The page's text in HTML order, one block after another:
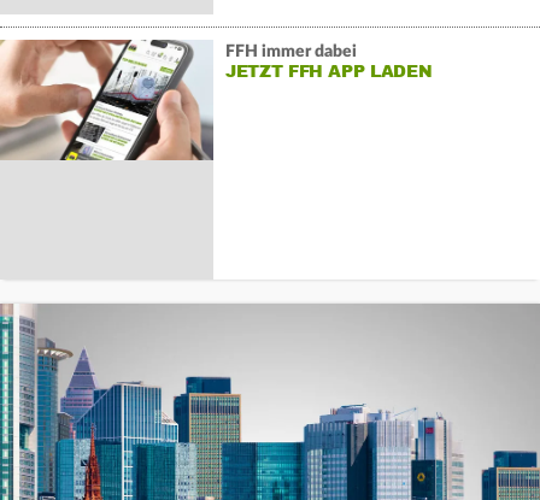
FFH immer dabei
JETZT FFH APP LADEN